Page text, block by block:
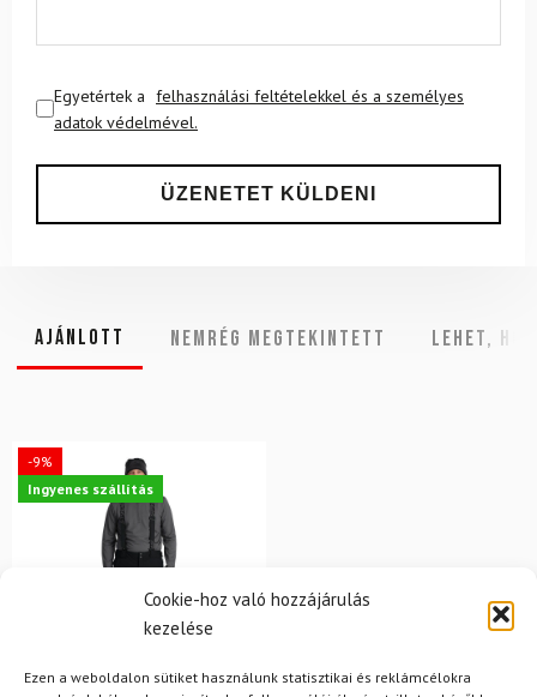
Cookie-hoz való hozzájárulás
kezelése
Ezen a weboldalon sütiket használunk statisztikai és reklámcélokra
Egyetértek a felhasználási feltételekkel és a személyes
adatok védelmével.
Ajánlott NEMRÉG MEGTEKINTETT Lehet,
-9%
Ingyenes szállítás